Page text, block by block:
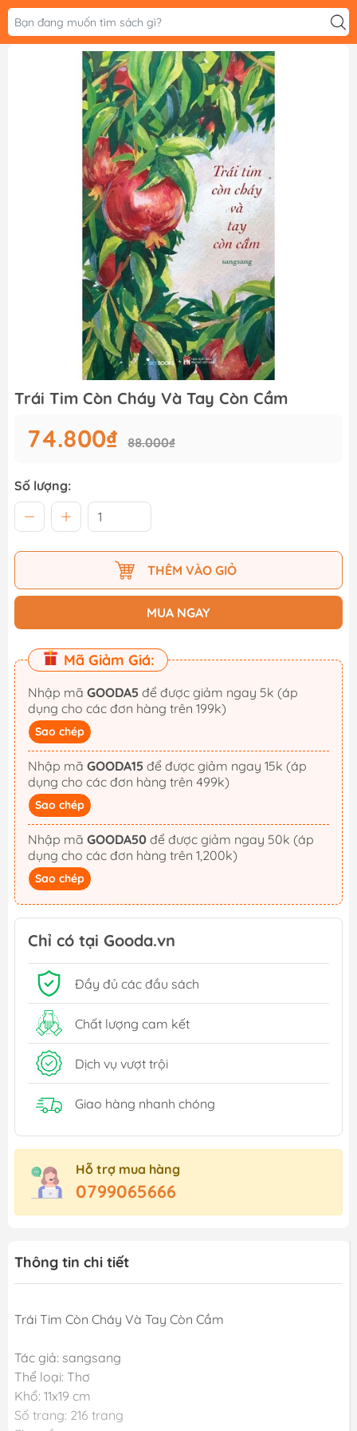
Trái Tim Còn Cháy Và Tay Còn Cầm
74.800₫ 88.000₫
Số lượng:
THÊM VÀO GIỎ
MUA NGAY
Mã Giảm Giá:
Nhập mã GOODA5
dụng cho các đơn hàng trên 199k)
Sao chép
Nhập mã GOODA15
dụng cho các đơn hàng trên 499k)
Sao chép
Nhập mã GOODA50
dụng cho các đơn hàng trên 1,200k)
Sao chép
Chỉ có tại Gooda.vn
Đầy đủ các đầu sách
Chất lượng cam kết
Dịch vụ vượt trội
Giao hàng nhanh chóng
Hỗ trợ mua hàng
0799065666
Thông tin chi tiết
Trái Tim Còn Cháy Và Tay Còn Cầm
Tác giả: sangsang
Thể loại: Thơ
Khổ: 11x19 cm
Số trang: 216 trang